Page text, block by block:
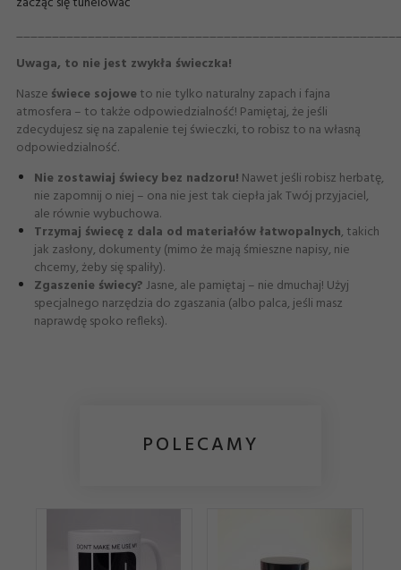
Uwaga, to nie jest zwykła świeczka!
Nasze świece sojoweto nie tylko naturalny zapach i fajna
atmosfera – to także odpowiedzialność! Pamiętaj, że jeśli
zdecydujesz się na zapalenie tej świeczki, to robisz to na własną
odpowiedzialność.
Nie zostawiaj świecy bez nadzoru! Nawet jeśli robisz herbatę,
nie zapomnij o niej – ona nie jest tak ciepła jak Twój przyjaciel,
ale równie wybuchowa.
Trzymaj świecę z dala od materiałów łatwopalnych, takich
jak zasłony, dokumenty (mimo że mają śmieszne napisy, nie
chcemy, żeby się spaliły).
Zgaszenie świecy? Jasne, ale pamiętaj – nie dmuchaj! Użyj
specjalnego narzędzia do zgaszania (albo palca, jeśli masz
naprawdę spoko refleks).
POLECAMY